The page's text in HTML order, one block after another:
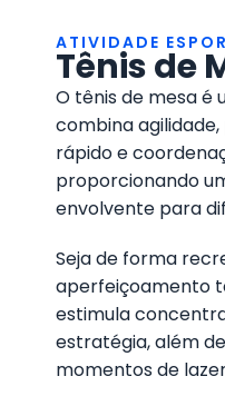
ATIVIDADE
Tênis de
O tênis de mesa é
combina
rápido e
proporcionando
envolvente para
Seja de forma
aperfeiçoamento
estimula
estratégia, além
momentos de